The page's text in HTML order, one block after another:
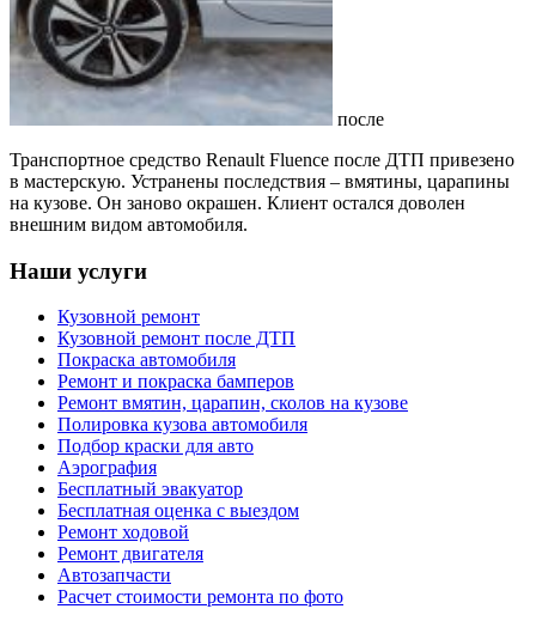
после
Транспортное средство Renault Fluence после ДТП привезено
в мастерскую. Устранены последствия – вмятины, царапины
на кузове. Он заново окрашен. Клиент остался доволен
внешним видом автомобиля.
Наши услуги
Кузовной ремонт
Кузовной ремонт после ДТП
Покраска автомобиля
Ремонт и покраска бамперов
Ремонт вмятин, царапин, сколов на кузове
Полировка кузова автомобиля
Подбор краски для авто
Аэрография
Бесплатный эвакуатор
Бесплатная оценка с выездом
Ремонт ходовой
Ремонт двигателя
Автозапчасти
Расчет стоимости ремонта по фото